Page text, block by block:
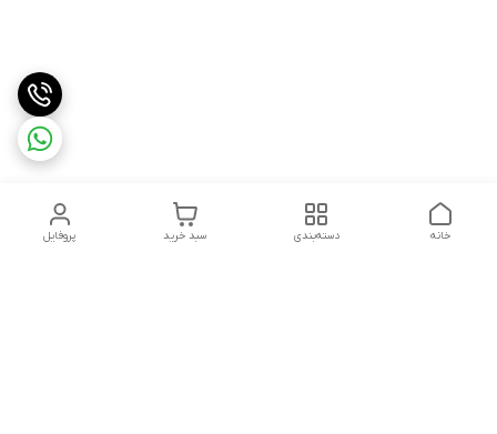
پروفایل سبد خرید دسته‌بندی خانه